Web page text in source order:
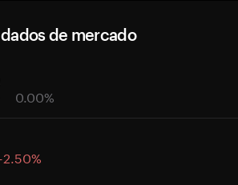
dados de mercado
0.00%
-2.50%